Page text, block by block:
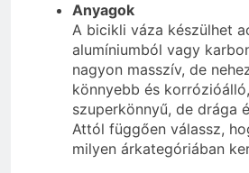
Anyagok
A bicikli váza készülhet
alumíniumból vagy
nagyon masszív, de
könnyebb és
szuperkönnyű, de drága
Attól függően válassz,
milyen árkategóriában